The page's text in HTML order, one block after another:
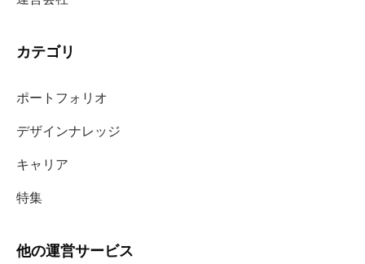
カテゴリ
ポートフォリオ
デザインナレッジ
キャリア
特集
他の運営サービス